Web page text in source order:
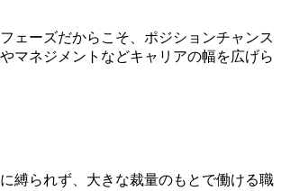
ェーズだからこそ、ポジションチャンス
マネジメントなどキャリアの幅を広げら
縛られず、大きな裁量のもとで働ける職